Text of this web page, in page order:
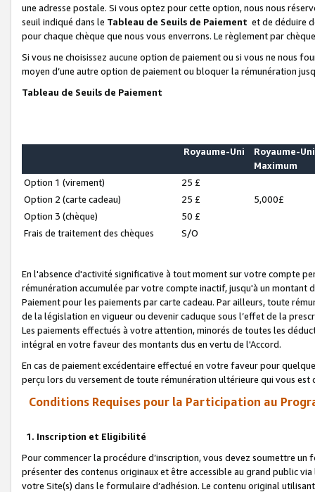
une adresse postale. Si vous optez pour cette option, nous nous
seuil indiqué dans le Tableau de Seuils de Paiement et de déduire
pour chaque chèque que nous vous enverrons. Le règlement par
Si vous ne choisissez aucune option de paiement ou si vous ne nous
moyen d’une autre option de paiement ou bloquer la rémunération
Tableau de Seuils de Paiement
Royaume-Uni
Royaume-Uni
Maximum
Option 1 (virement)
25 £
Option 2 (carte cadeau)
25 £
5,000£
Option 3 (chèque)
50 £
Frais de traitement des chèques
S/O
En l'absence d'activité significative à tout moment sur votre compte
rémunération accumulée par votre compte inactif, jusqu'à un montant
Paiement pour les paiements par carte cadeau. Par ailleurs, toute
de la législation en vigueur ou devenir caduque sous l’effet de la
Les paiements effectués à votre attention, minorés de toutes les
intégral en votre faveur des montants dus en vertu de l'Accord.
En cas de paiement excédentaire effectué en votre faveur pour
perçu lors du versement de toute rémunération ultérieure qui vous est
Conditions Requises pour la Participation au
1. Inscription et Eligibilité
Pour commencer la procédure d’inscription, vous devez soumettre
présenter des contenus originaux et être accessible au grand public
votre Site(s) dans le formulaire d’adhésion. Le contenu original